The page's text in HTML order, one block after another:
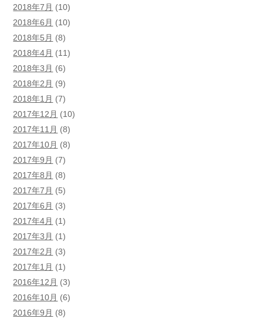
2018年7月 (10)
2018年6月 (10)
2018年5月 (8)
2018年4月 (11)
2018年3月 (6)
2018年2月 (9)
2018年1月 (7)
2017年12月 (10)
2017年11月 (8)
2017年10月 (8)
2017年9月 (7)
2017年8月 (8)
2017年7月 (5)
2017年6月 (3)
2017年4月 (1)
2017年3月 (1)
2017年2月 (3)
2017年1月 (1)
2016年12月 (3)
2016年10月 (6)
2016年9月 (8)